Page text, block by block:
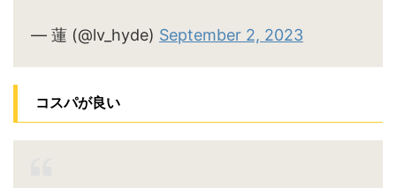
— 蓮 (@lv_hyde) September 2, 2023
コスパが良い